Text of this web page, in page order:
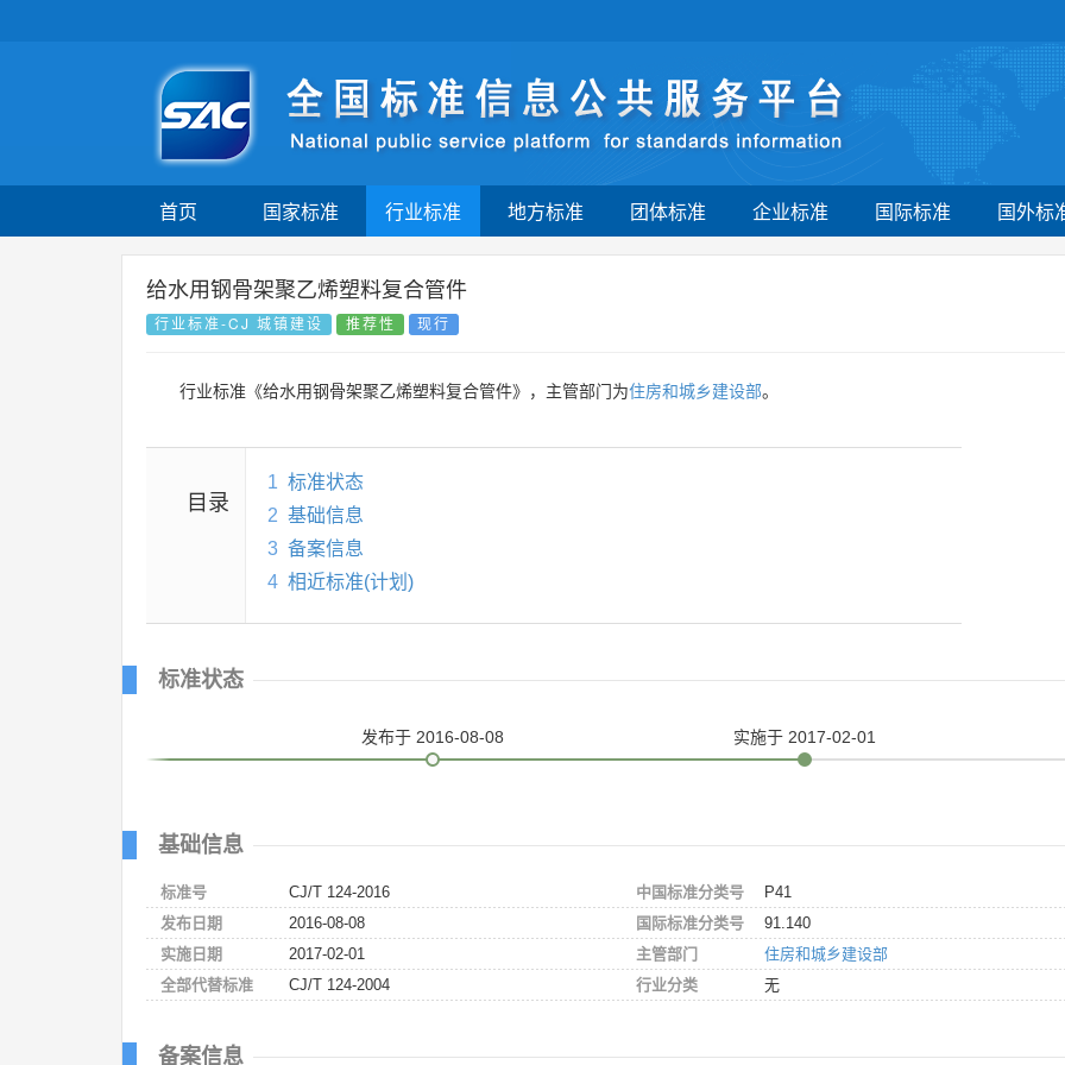
首页 国家标准 行业标准 地方标准 团体标准 企业标准 国际标准 国外标
给水用钢骨架聚乙烯塑料复合管件
行业标准-CJ 城镇建设 推荐性 现行
行业标准《给水用钢骨架聚乙烯塑料复合管件》，主管部门为住房和城乡建设部。
目录
1 标准状态
2 基础信息
3 备案信息
4 相近标准(计划)
标准状态
发布于 2016-08-08 实施于 2017-02-01
基础信息
标准号
CJ/T 124-2016
发布日期
2016-08-08
实施日期
2017-02-01
全部代替标准
CJ/T 124-2004
中国标准分类号
P41
国际标准分类号
91.140
主管部门
住房和城乡建设部
行业分类
无
备案信息